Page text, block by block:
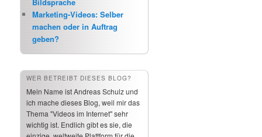
Marketing-Videos: Selber
machen oder in Auftrag
geben?
WER BETREIBT DIESES BLOG?
Mein Name ist Andreas Schulz und
ich mache dieses Blog, weil mir das
Thema "Videos im Internet" sehr
wichtig ist. Endlich gibt es sie, die